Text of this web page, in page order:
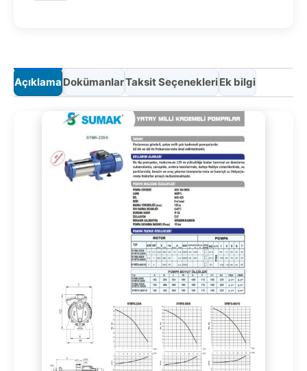
Açıklama DokümanlarTaksit SeçenekleriEk bilgi